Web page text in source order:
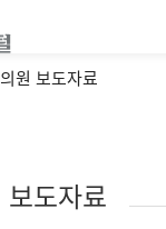
원 보도자료
보도자료